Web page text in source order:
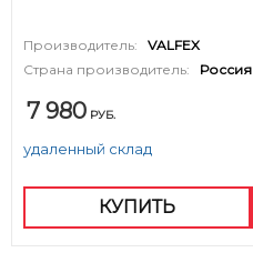
Производитель:
VALFEX
Страна производитель:
Россия
7 980 РУБ.
удаленный склад
КУПИТЬ